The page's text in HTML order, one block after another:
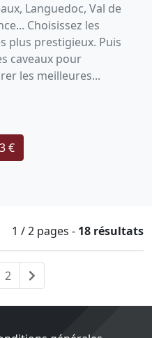
Languedoc, Val de
Choisissez les
plus prestigieux. Puis
caveaux pour
les meilleures...
€
1 / 2 pages - 18 résultats
2 Suivant